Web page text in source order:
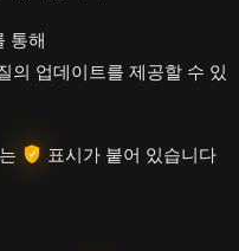
통해
의 업데이트를 제공할 수 있
표시가 붙어 있습니다